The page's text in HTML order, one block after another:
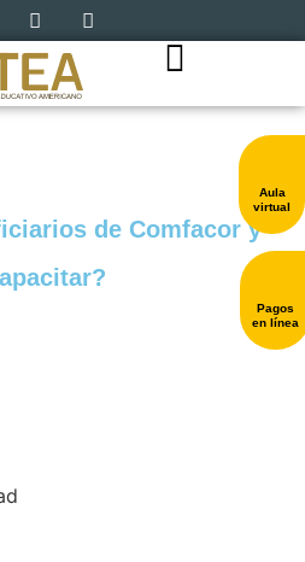
de Comfacor y
Aula
virtual
Pagos
en línea